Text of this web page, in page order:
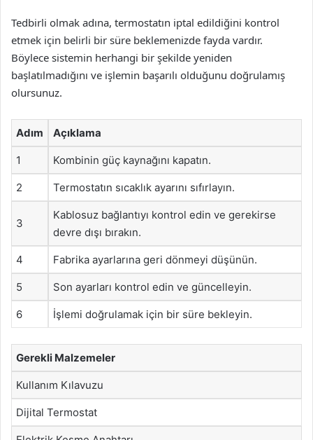
Tedbirli olmak adına, termostatın iptal edildiğini kontrol
etmek için belirli bir süre beklemenizde fayda vardır.
Böylece sistemin herhangi bir şekilde yeniden
başlatılmadığını ve işlemin başarılı olduğunu doğrulamış
olursunuz.
Adım Açıklama
1 Kombinin güç kaynağını kapatın.
2 Termostatın sıcaklık ayarını sıfırlayın.
3
Kablosuz bağlantıyı kontrol edin ve gerekirse
devre dışı bırakın.
4 Fabrika ayarlarına geri dönmeyi düşünün.
5 Son ayarları kontrol edin ve güncelleyin.
6 İşlemi doğrulamak için bir süre bekleyin.
Gerekli Malzemeler
Kullanım Kılavuzu
Dijital Termostat